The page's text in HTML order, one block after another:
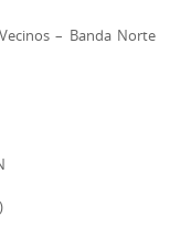
– Banda Norte